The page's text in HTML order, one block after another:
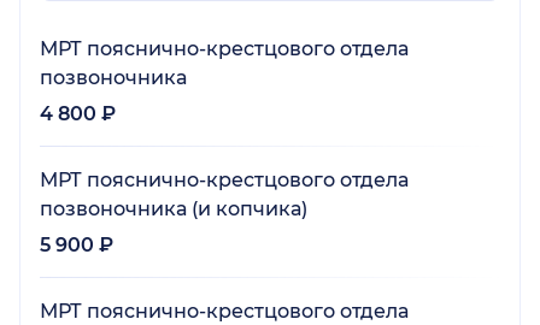
МРТ пояснично-крестцового отдела
позвоночника
4 800 ₽
МРТ пояснично-крестцового отдела
позвоночника (и копчика)
5 900 ₽
МРТ пояснично-крестцового отдела